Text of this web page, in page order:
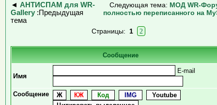
◄ АНТИСПАМ для WR-
Gallery :Предыдущая
тема
Следующая тема: МОД WR-
полностью переписанного на
Страницы: 1 2
Сообщение
Имя
E-mail
Сообщение